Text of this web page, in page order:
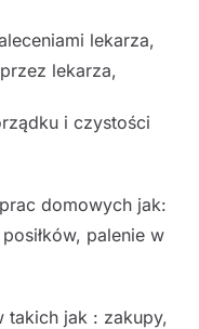
lekarza,
lekarza,
i czystości
domowych jak:
palenie w
takich jak : zakupy,